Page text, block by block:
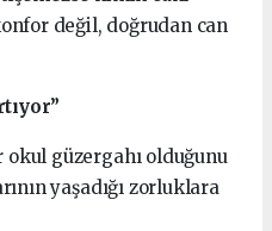
değil, doğrudan can
güzergahı olduğunu
yaşadığı zorluklara